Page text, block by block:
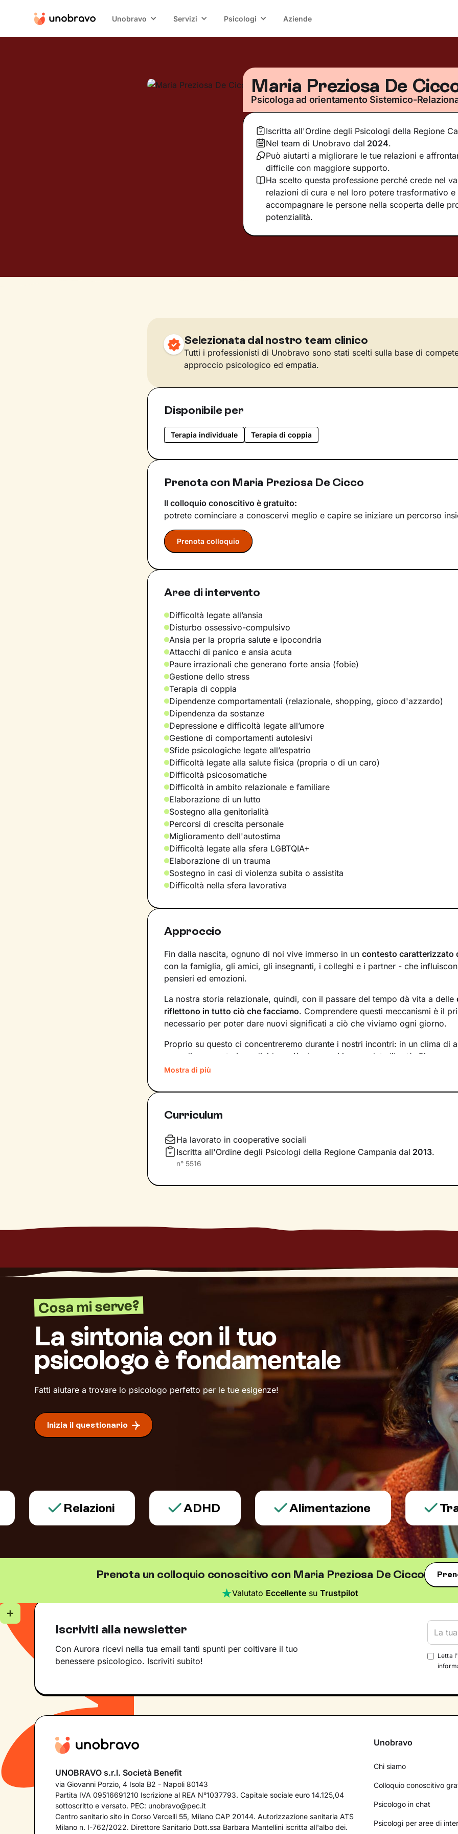
Unobravo Servizi Psicologi Aziende
Maria Preziosa De
Psicologa ad orientamento Sistemico-
Iscritta all'Ordine degli Psicologi della Regione
Nel team di Unobravo dal 2024.
Può aiutarti a migliorare le tue relazioni e
difficile con maggiore supporto.
Ha scelto questa professione perché crede nel
relazioni di cura e nel loro potere trasformativo e
accompagnare le persone nella scoperta delle
potenzialità.
Selezionata dal nostro team clinico
Tutti i professionisti di Unobravo sono stati scelti sulla base di
approccio psicologico ed empatia.
Disponibile per
Terapia individuale Terapia di coppia
Prenota con Maria Preziosa De Cicco
Il colloquio conoscitivo è gratuito:
potrete cominciare a conoscervi meglio e capire se iniziare un percorso
Prenota colloquio
Aree di intervento
Difficoltà legate all’ansia
Disturbo ossessivo-compulsivo
Ansia per la propria salute e ipocondria
Attacchi di panico e ansia acuta
Paure irrazionali che generano forte ansia (fobie)
Gestione dello stress
Terapia di coppia
Dipendenze comportamentali (relazionale, shopping, gioco d'azzardo)
Dipendenza da sostanze
Depressione e difficoltà legate all’umore
Gestione di comportamenti autolesivi
Sfide psicologiche legate all’espatrio
Difficoltà legate alla salute fisica (propria o di un caro)
Difficoltà psicosomatiche
Difficoltà in ambito relazionale e familiare
Elaborazione di un lutto
Sostegno alla genitorialità
Percorsi di crescita personale
Miglioramento dell'autostima
Difficoltà legate alla sfera LGBTQIA+
Elaborazione di un trauma
Sostegno in casi di violenza subita o assistita
Difficoltà nella sfera lavorativa
Approccio
Fin dalla nascita, ognuno di noi vive immerso in un contesto caratterizzato
con la famiglia, gli amici, gli insegnanti, i colleghi e i partner - che
pensieri ed emozioni.
La nostra storia relazionale, quindi, con il passare del tempo dà vita a delle
riflettono in tutto ciò che facciamo. Comprendere questi meccanismi è il
necessario per poter dare nuovi significati a ciò che viviamo ogni giorno.
Proprio su questo ci concentreremo durante i nostri incontri: in un clima di
accoglienza, potrai condividere ciò che provi in completa libertà.
storia e ti aiuterò a riflettere su diversi aspetti della tua vita, per far
consapevole, e attraverso queste ti accompagnerò nell’affrontare i nodi più
percorrere un passo dopo l’altro, verso il
Mostra di più
Curriculum
Ha lavorato in cooperative sociali
Iscritta all'Ordine degli Psicologi della Regione Campania dal 2013.
n° 5516
Cosa mi serve?
La sintonia con il tuo
psicologo è fondamentale
Fatti aiutare a trovare lo psicologo perfetto per le tue esigenze!
Inizia il questionario
Relazioni ADHD Alimentazione
Prenota un colloquio conoscitivo con Maria Preziosa De Cicco
Valutato Eccellente suTrustpilot
Iscriviti alla newsletter
Con Aurora ricevi nella tua email tanti spunti per coltivare il tuo
benessere psicologico. Iscriviti subito!
Letta l'
UNOBRAVO s.r.l. Società Benefit
via Giovanni Porzio, 4 Isola B2 - Napoli 80143
Partita IVA 09516691210 Iscrizione al REA N°1037793. Capitale sociale euro 14.125,04
sottoscritto e versato. PEC: unobravo@pec.it
Centro sanitario sito in Corso Vercelli 55, Milano CAP 20144. Autorizzazione sanitaria ATS
Milano n. I-762/2022. Direttore Sanitario Dott.ssa Barbara Mantellini iscritta all'albo dei.
Unobravo
Chi siamo
Colloquio conoscitivo
Psicologo in chat
Psicologi per aree di